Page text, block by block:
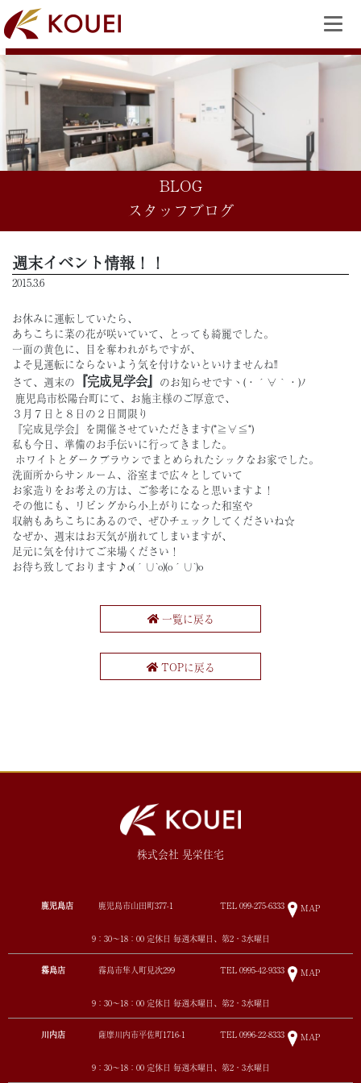
BLOG
スタッフブログ
週末イベント情報！！
2015.3.6
お休みに運転していたら、
あちこちに菜の花が咲いていて、とっても綺麗でした。
一面の黄色に、目を奪われがちですが、
よそ見運転にならないよう気を付けないといけませんね!!
さて、週末の 『完成見学会』 のお知らせですヽ(・´∀｀・)ﾉ
鹿児島市松陽台町にて、お施主様のご厚意で、
３月７日と８日の２日間限り
『完成見学会』を開催させていただきます(*≧∀≦*)
私も今日、準備のお手伝いに行ってきました。
ホワイトとダークブラウンでまとめられたシックなお家でした。
洗面所からサンルーム、浴室まで広々としていて
お家造りをお考えの方は、ご参考になると思いますよ！
その他にも、リビングから小上がりになった和室や
収納もあちこちにあるので、ぜひチェックしてくださいね☆
なぜか、週末はお天気が崩れてしまいますが、
足元に気を付けてご来場ください！
お待ち致しております♪o(´∪`o)(o´∪`)o
一覧に戻る
TOPに戻る
株式会社 晃栄住宅
鹿児島店 鹿児島市山田町377-1 TEL 099-275-6333 MAP
9：30～18：00 定休日 毎週木曜日、第2・3水曜日
霧島店 霧島市隼人町見次299 TEL 0995-42-9333 MAP
9：30～18：00 定休日 毎週木曜日、第2・3水曜日
川内店 薩摩川内市平佐町1716-1 TEL 0996-22-8333 MAP
9：30～18：00 定休日 毎週木曜日、第2・3水曜日